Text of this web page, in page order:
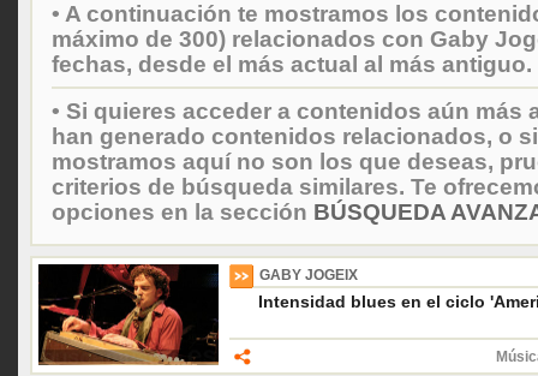
• A continuación te mostramos los
máximo de 300) relacionados con Gaby
fechas, desde el más actual al más antiguo.
• Si quieres acceder a contenidos aún más
han generado contenidos relacionados, o
mostramos aquí no son los que deseas,
criterios de búsqueda similares. Te
opciones en la sección BÚSQUEDA
GABY JOGEIX
Intensidad blues en el ciclo